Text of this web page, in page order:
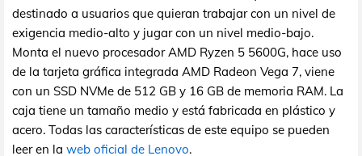
destinado a usuarios que quieran trabajar con un nivel de
exigencia medio-alto y jugar con un nivel medio-bajo.
Monta el nuevo procesador AMD Ryzen 5 5600G, hace uso
de la tarjeta gráfica integrada AMD Radeon Vega 7, viene
con un SSD NVMe de 512 GB y 16 GB de memoria RAM. La
caja tiene un tamaño medio y está fabricada en plástico y
acero. Todas las características de este equipo se pueden
leer en la web oficial de Lenovo.